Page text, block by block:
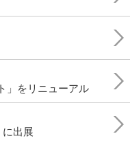
」をリニューアル
に出展